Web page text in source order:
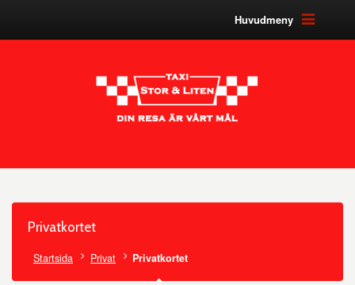
Huvudmeny
Privatkortet
Startsida Privat Privatkortet